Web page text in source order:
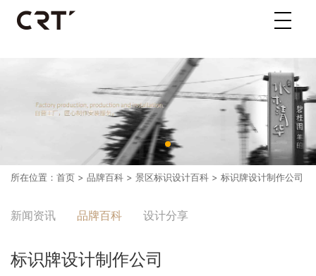
所在位置： 首页 > 品牌百科 > 景区标识设计百科 > 标识牌设计制作公司
新闻资讯 品牌百科 设计分享
标识牌设计制作公司